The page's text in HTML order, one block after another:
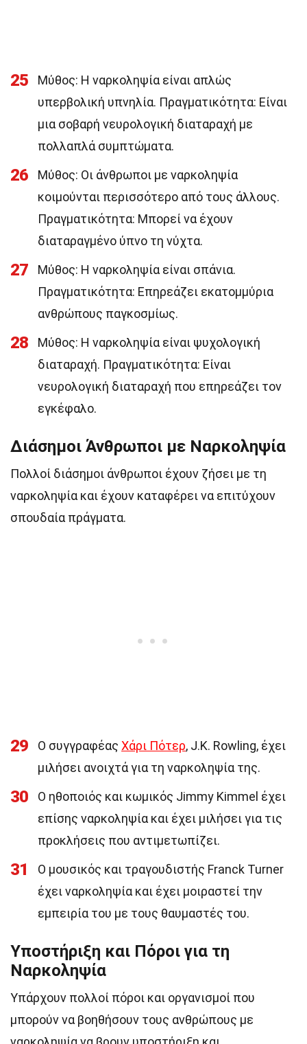
25
Μύθος: Η ναρκοληψία είναι απλώς
υπερβολική υπνηλία. Πραγματικότητα: Είναι
μια σοβαρή νευρολογική διαταραχή με
πολλαπλά συμπτώματα.
26
Μύθος: Οι άνθρωποι με ναρκοληψία
κοιμούνται περισσότερο από τους άλλους.
Πραγματικότητα: Μπορεί να έχουν
διαταραγμένο ύπνο τη νύχτα.
27
Μύθος: Η ναρκοληψία είναι σπάνια.
Πραγματικότητα: Επηρεάζει εκατομμύρια
ανθρώπους παγκοσμίως.
28
Μύθος: Η ναρκοληψία είναι ψυχολογική
διαταραχή. Πραγματικότητα: Είναι
νευρολογική διαταραχή που επηρεάζει τον
εγκέφαλο.
Διάσημοι Άνθρωποι με Ναρκοληψία
Πολλοί διάσημοι άνθρωποι έχουν ζήσει με τη
ναρκοληψία και έχουν καταφέρει να επιτύχουν
σπουδαία πράγματα.
29 Ο συγγραφέας Χάρι Πότερ, J.K. Rowling, έχει
μιλήσει ανοιχτά για τη ναρκοληψία της.
30
Ο ηθοποιός και κωμικός Jimmy Kimmel έχει
επίσης ναρκοληψία και έχει μιλήσει για τις
προκλήσεις που αντιμετωπίζει.
31
Ο μουσικός και τραγουδιστής Franck Turner
έχει ναρκοληψία και έχει μοιραστεί την
εμπειρία του με τους θαυμαστές του.
Υποστήριξη και Πόροι για τη
Ναρκοληψία
Υπάρχουν πολλοί πόροι και οργανισμοί που
μπορούν να βοηθήσουν τους ανθρώπους με